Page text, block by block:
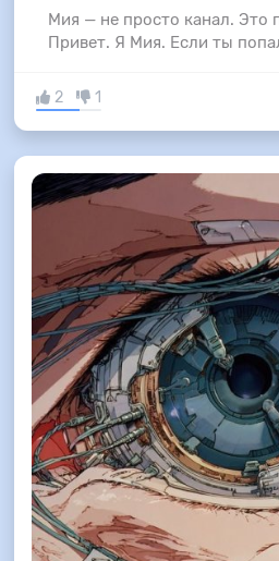
Мия — не просто канал. Это
Привет. Я Мия. Если ты
2 1